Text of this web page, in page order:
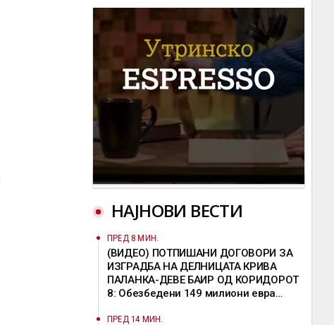
НАЈНОВИ ВЕСТИ
ПРЕД 8 МИН.
(ВИДЕО) ПОТПИШАНИ ДОГОВОРИ ЗА
ИЗГРАДБА НА ДЕЛНИЦАТА КРИВА
ПАЛАНКА-ДЕВЕ БАИР ОД КОРИДОРОТ
8: Обезбедени 149 милиони евра
ПРЕД 14 МИН.